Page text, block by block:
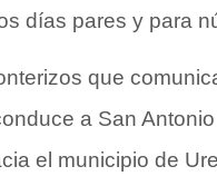
días pares y para
que
a San
el municipio de